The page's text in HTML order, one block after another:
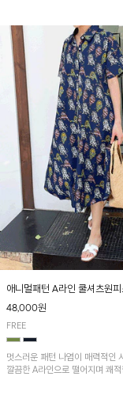
애니멀패턴 A라인 쿨셔츠원피
48,000원
FREE
멋스러운 패턴 나염이 매력적인
깔끔한 A라인으로 떨어지며 쾌적